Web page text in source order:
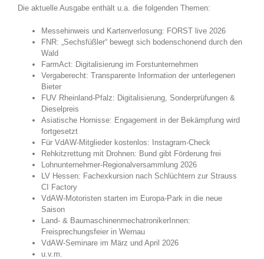
Die aktuelle Ausgabe enthält u.a. die folgenden Themen:
Messehinweis und Kartenverlosung: FORST live 2026
FNR: „Sechsfüßler“ bewegt sich bodenschonend durch den
Wald
FarmAct: Digitalisierung im Forstunternehmen
Vergaberecht: Transparente Information der unterlegenen
Bieter
FUV Rheinland-Pfalz: Digitalisierung, Sonderprüfungen &
Dieselpreis
Asiatische Hornisse: Engagement in der Bekämpfung wird
fortgesetzt
Für VdAW-Mitglieder kostenlos: Instagram-Check
Rehkitzrettung mit Drohnen: Bund gibt Förderung frei
Lohnunternehmer-Regionalversammlung 2026
LV Hessen: Fachexkursion nach Schlüchtern zur Strauss
CI Factory
VdAW-Motoristen starten im Europa-Park in die neue
Saison
Land- & BaumaschinenmechatronikerInnen:
Freisprechungsfeier in Wernau
VdAW-Seminare im März und April 2026
u.v.m.